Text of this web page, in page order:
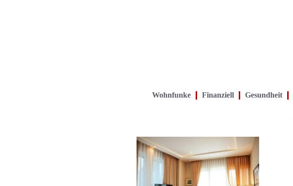
Wohnfunke Finanziell Gesundheit